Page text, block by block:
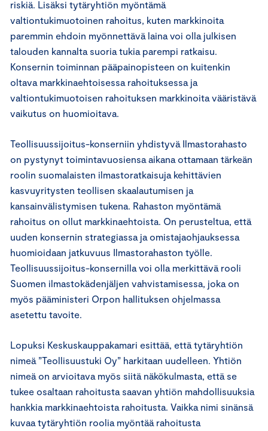
riskiä. Lisäksi tytäryhtiön myöntämä
valtiontukimuotoinen rahoitus, kuten markkinoita
paremmin ehdoin myönnettävä laina voi olla julkisen
talouden kannalta suoria tukia parempi ratkaisu.
Konsernin toiminnan pääpainopisteen on kuitenkin
oltava markkinaehtoisessa rahoituksessa ja
valtiontukimuotoisen rahoituksen markkinoita vääristävä
vaikutus on huomioitava.
Teollisuussijoitus-konserniin yhdistyvä Ilmastorahasto
on pystynyt toimintavuosiensa aikana ottamaan tärkeän
roolin suomalaisten ilmastoratkaisuja kehittävien
kasvuyritysten teollisen skaalautumisen ja
kansainvälistymisen tukena. Rahaston myöntämä
rahoitus on ollut markkinaehtoista. On perusteltua, että
uuden konsernin strategiassa ja omistajaohjauksessa
huomioidaan jatkuvuus Ilmastorahaston työlle.
Teollisuussijoitus-konsernilla voi olla merkittävä rooli
Suomen ilmastokädenjäljen vahvistamisessa, joka on
myös pääministeri Orpon hallituksen ohjelmassa
asetettu tavoite.
Lopuksi Keskuskauppakamari esittää, että tytäryhtiön
nimeä ”Teollisuustuki Oy” harkitaan uudelleen. Yhtiön
nimeä on arvioitava myös siitä näkökulmasta, että se
tukee osaltaan rahoitusta saavan yhtiön mahdollisuuksia
hankkia markkinaehtoista rahoitusta. Vaikka nimi sinänsä
kuvaa tytäryhtiön roolia myöntää rahoitusta